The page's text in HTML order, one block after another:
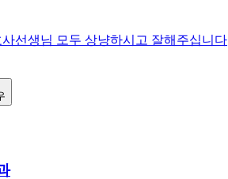
선생님 모두 상냥하시고 잘해주십니다